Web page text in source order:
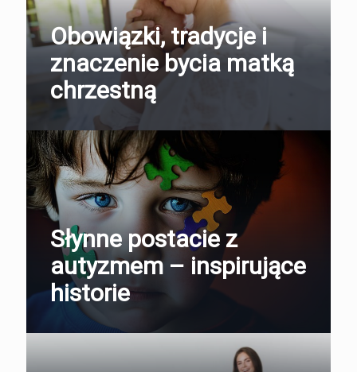
Obowiązki, tradycje i
znaczenie bycia matką
chrzestną
Słynne postacie z
autyzmem – inspirujące
historie